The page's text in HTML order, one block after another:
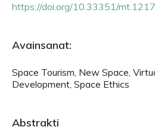
https://doi.org/10.33351/
Avainsanat:
Space Tourism, New Space,
Development, Space Ethics
Abstrakti